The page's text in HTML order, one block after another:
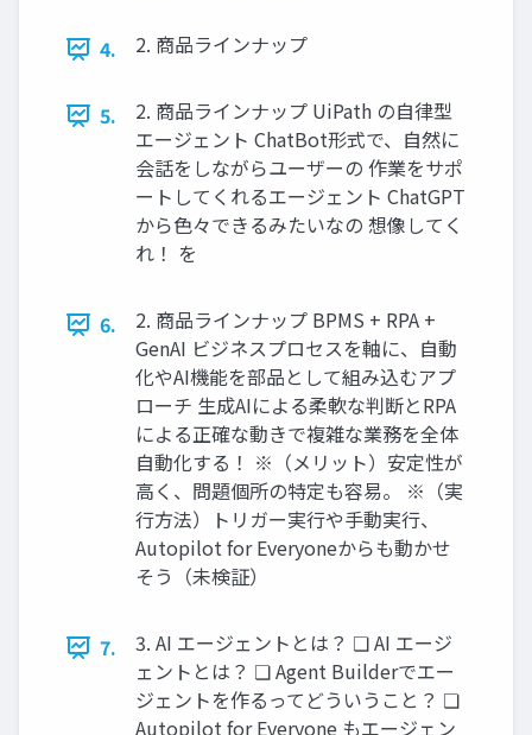
4. 2. 商品ラインナップ
5.
2. 商品ラインナップ UiPath の自律型
エージェント ChatBot形式で、自然に
会話をしながらユーザーの 作業をサポ
ートしてくれるエージェント ChatGPT
から色々できるみたいなの 想像してく
れ！ を
6.
2. 商品ラインナップ BPMS + RPA +
GenAI ビジネスプロセスを軸に、自動
化やAI機能を部品として組み込むアプ
ローチ 生成AIによる柔軟な判断とRPA
による正確な動きで複雑な業務を全体
自動化する！ ※（メリット）安定性が
高く、問題個所の特定も容易。 ※（実
行方法）トリガー実行や手動実行、
Autopilot for Everyoneからも動かせ
そう（未検証）
7.
3. AI エージェントとは？ ❏ AI エージ
ェントとは？ ❏ Agent Builderでエー
ジェントを作るってどういうこと？ ❏
Autopilot for Everyone もエージェン